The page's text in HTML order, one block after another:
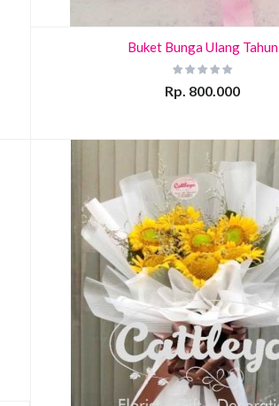
Buket Bunga Ulang Tahun
Rp. 800.000